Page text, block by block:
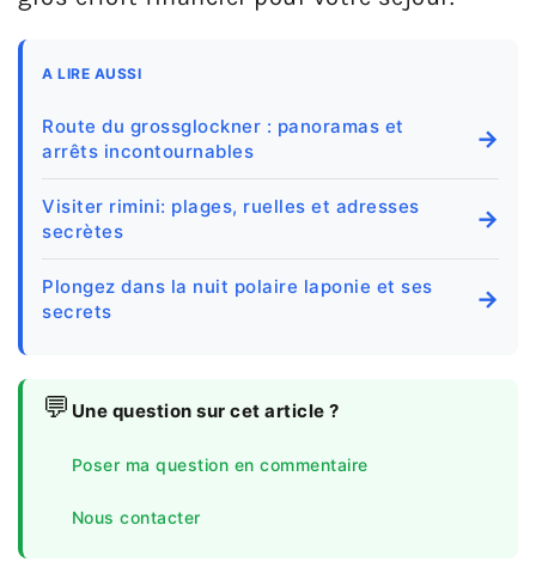
A LIRE AUSSI
Route du grossglockner : panoramas et
arrêts incontournables
→
Visiter rimini: plages, ruelles et adresses
secrètes
→
Plongez dans la nuit polaire laponie et ses
secrets
→
💬 Une question sur cet article ?
Poser ma question en commentaire
Nous contacter